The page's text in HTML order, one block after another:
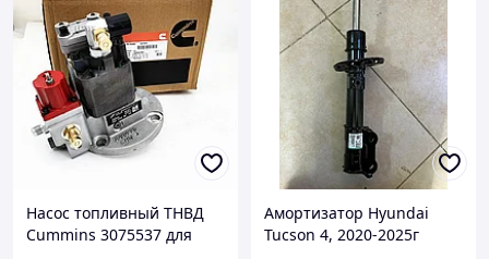
Насос топливный ТНВД
Cummins 3075537 для
Амортизатор Hyundai
Tucson 4, 2020-2025г